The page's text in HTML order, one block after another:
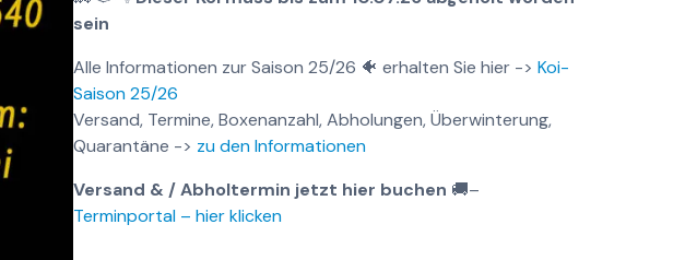
sein
Alle Informationen zur Saison 25/26 🐠 erhalten Sie hier -> Koi-
Saison 25/26
Versand, Termine, Boxenanzahl, Abholungen, Überwinterung,
Quarantäne -> zu den Informationen
Versand & / Abholtermin jetzt hier buchen 🚚–
Terminportal – hier klicken